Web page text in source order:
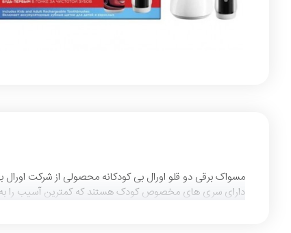
دارای سری های مخصوص کودک هستند که کمترین آسیب را به لثه ها و دندان میرساند همچنین 2 حالت شستوشو حساس و شستوشویی